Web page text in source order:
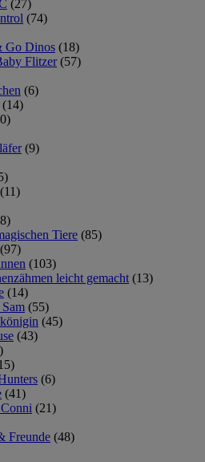
(27)
(74)
Go Dinos (18)
Flitzer (57)
(6)
(14)
(9)
(11)
Tiere (85)
(97)
(103)
leicht gemacht (13)
(14)
(55)
(45)
(43)
(6)
(41)
(21)
Freunde (48)